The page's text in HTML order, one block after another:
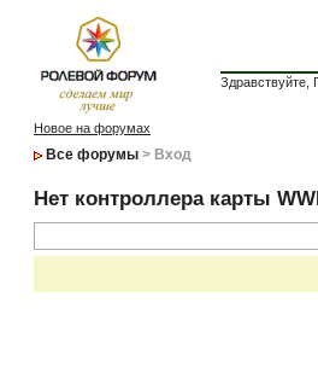
Здравствуйте,
Новое на форумах
Все форумы > Вход
Нет контроллера карты